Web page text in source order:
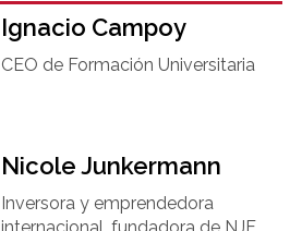
Ignacio Campoy​
CEO de Formación Universitaria​
Nicole Junkermann​
Inversora y emprendedora